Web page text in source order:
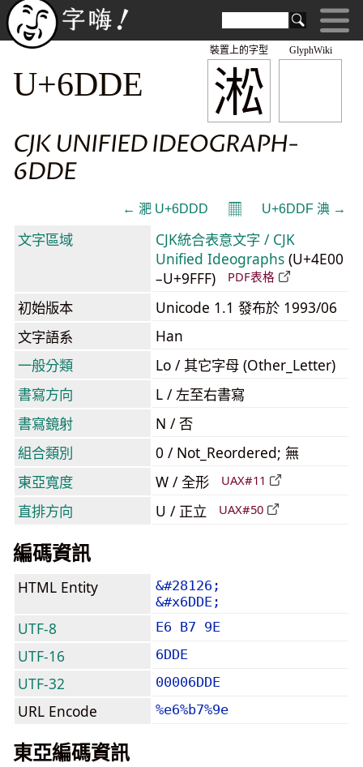
GlyphWiki
淞
裝置上的字型
U+6DDE
CJK UNIFIED IDEOGRAPH-
6DDE
← 淝 U+6DDD 𝄜 U+6DDF 淟 →
文字區域
CJK統合表意文字 / CJK
Unified Ideographs (U+4E00
–U+9FFF)
PDF表格
初始版本
Unicode 1.1 發布於 1993/06
文字語系
Han
一般分類
Lo / 其它字母 (Other_Letter)
書寫方向
L / 左至右書寫
書寫鏡射
N / 否
組合類別
0 / Not_Reordered; 無
東亞寬度
W / 全形 UAX#11
直排方向 U / 正立 UAX#50
編碼資訊
HTML Entity
&#28126;
&#x6DDE;
UTF-8 E6 B7 9E
UTF-16 6DDE
UTF-32 00006DDE
URL Encode %e6%b7%9e
東亞編碼資訊